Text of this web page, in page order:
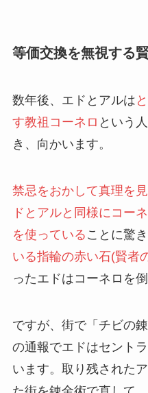
等価交換を無視する
数年後、エドとアルは
す教祖コーネロ という
き、向かいます。
禁忌をおかして真理を
ドとアルと同様にコー
を使っている ことに驚き
いる指輪の赤い石(賢者
ったエドはコーネロを
ですが、街で「チビの
の通報でエドはセント
います。取り残された